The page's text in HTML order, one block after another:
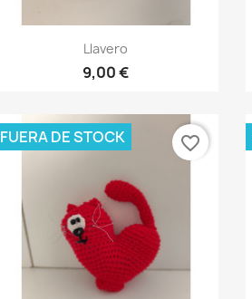
Vista rápida
Llavero
9,00 €
FUERA DE STOCK favorite_border